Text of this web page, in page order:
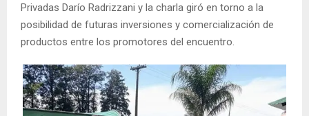
Privadas Darío Radrizzani y la charla giró en torno a la
posibilidad de futuras inversiones y comercialización de
productos entre los promotores del encuentro.